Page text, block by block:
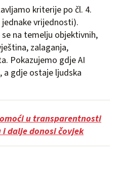
kriterije po čl. 4.
vrijednosti).
na temelju objektivnih,
zalaganja,
Pokazujemo gdje AI
a gdje ostaje ljudska
u transparentnosti
dalje donosi čovjek